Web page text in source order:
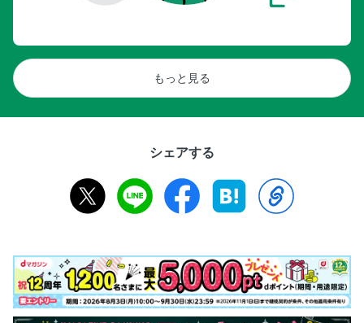
もっと見る
シェアする